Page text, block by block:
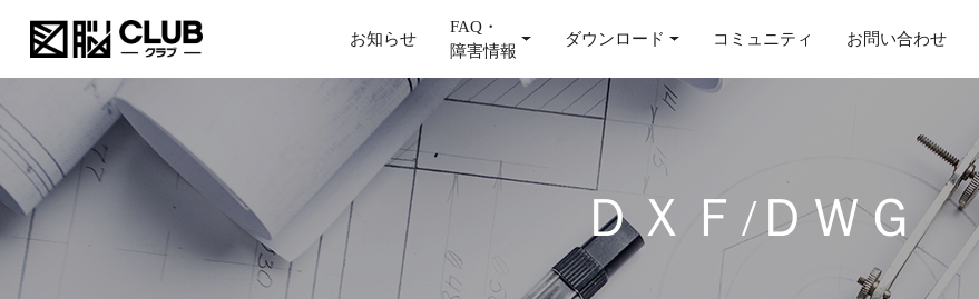
お知らせ
FAQ・
障害情報
ダウンロード コミュニティ お問い合わせ
ＤＸＦ/ＤＷＧ